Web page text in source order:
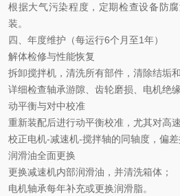
根据大气污染程度，定期检查设备防
装。
四、年度维护（每运行6个月至1年）
解体检修与性能恢复
拆卸搅拌机，清洗所有部件，清除结垢
详细检查轴承游隙、齿轮磨损、电机绝
动平衡与对中校准
重新装配后进行动平衡校准，尤其对高
校正电机-减速机-搅拌轴的同轴度，偏
润滑油全面更换
更换减速机内部润滑油，并清洗箱体；
电机轴承每年补充或更换润滑脂。